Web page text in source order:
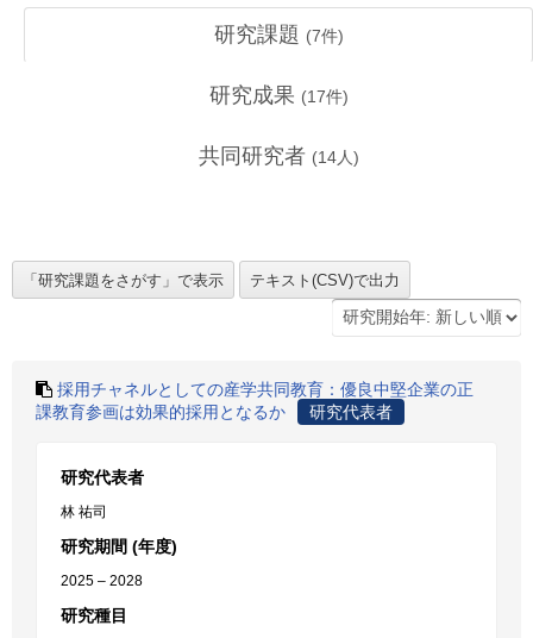
研究課題 (7件)
研究成果 (17件)
共同研究者 (14人)
採用チャネルとしての産学共同教育：優良中堅企業の正
課教育参画は効果的採用となるか
研究代表者
研究代表者
林 祐司
研究期間 (年度)
2025 – 2028
研究種目